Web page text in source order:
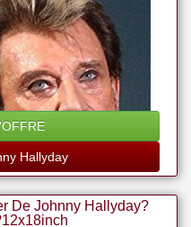
Hallyday
De Johnny Hallyday?